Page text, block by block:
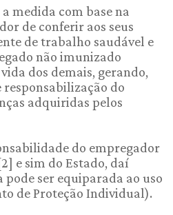
medida com base na
de conferir aos seus
de trabalho saudável e
não imunizado
dos demais, gerando,
do
adquiridas pelos
do empregador
e sim do Estado, daí
pode ser equiparada ao uso
de Proteção Individual).